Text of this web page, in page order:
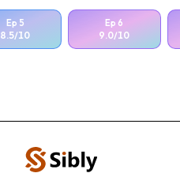
Ep 5
8.5/10
Ep6
9.0/10